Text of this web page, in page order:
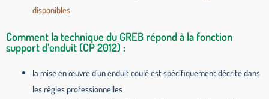
disponibles.
Comment la technique du GREB répond à la fonction
support d’enduit (CP 2012) :
la mise en œuvre d’un enduit coulé est spécifiquement décrite dans
les règles professionnelles